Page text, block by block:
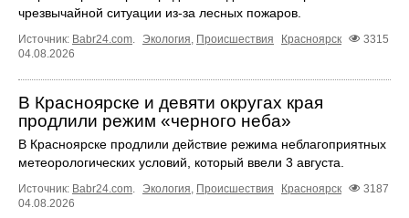
чрезвычайной ситуации из-за лесных пожаров.
Источник: Babr24.com. Экология, Происшествия Красноярск
3315
04.08.2026
В Красноярске и девяти округах края
продлили режим «черного неба»
В Красноярске продлили действие режима неблагоприятных
метеорологических условий, который ввели 3 августа.
Источник: Babr24.com. Экология, Происшествия Красноярск
3187
04.08.2026